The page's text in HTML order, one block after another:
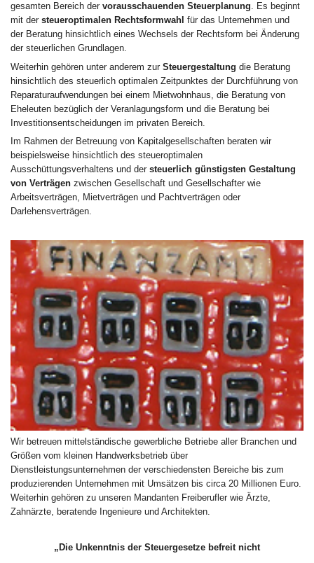
gesamten Bereich der vorausschauenden Steuerplanung. Es beginnt
mit der steueroptimalen Rechtsformwahl für das Unternehmen und
der Beratung hinsichtlich eines Wechsels der Rechtsform bei Änderung
der steuerlichen Grundlagen.
Weiterhin gehören unter anderem zur Steuergestaltung die Beratung
hinsichtlich des steuerlich optimalen Zeitpunktes der Durchführung von
Reparaturaufwendungen bei einem Mietwohnhaus, die Beratung von
Eheleuten bezüglich der Veranlagungsform und die Beratung bei
Investitionsentscheidungen im privaten Bereich.
Im Rahmen der Betreuung von Kapitalgesellschaften beraten wir
beispielsweise hinsichtlich des steueroptimalen
Ausschüttungsverhaltens und der steuerlich günstigsten Gestaltung
von Verträgen zwischen Gesellschaft und Gesellschafter wie
Arbeitsverträgen, Mietverträgen und Pachtverträgen oder
Darlehensverträgen.
Wir betreuen mittelständische gewerbliche Betriebe aller Branchen und
Größen vom kleinen Handwerksbetrieb über
Dienstleistungsunternehmen der verschiedensten Bereiche bis zum
produzierenden Unternehmen mit Umsätzen bis circa 20 Millionen Euro.
Weiterhin gehören zu unseren Mandanten Freiberufler wie Ärzte,
Zahnärzte, beratende Ingenieure und Architekten.
„Die Unkenntnis der Steuergesetze befreit nicht